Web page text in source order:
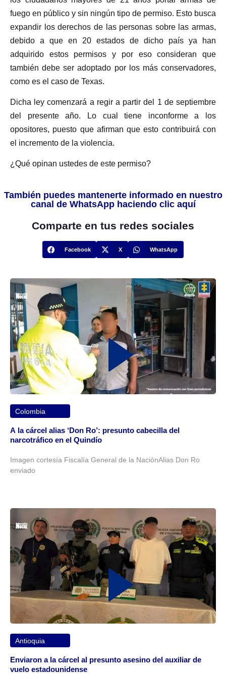
fuego en público y sin ningún tipo de permiso. Esto busca
expandir los derechos de las personas sobre las armas,
debido a que en 20 estados de dicho país ya han
adquirido estos permisos y por eso consideran que
también debe ser adoptado por los más conservadores,
como es el caso de Texas.
Dicha ley comenzará a regir a partir del 1 de septiembre
del presente año. Lo cual tiene inconforme a los
opositores, puesto que afirman que esto contribuirá con
el incremento de la violencia.
¿Qué opinan ustedes de este permiso?
También puedes mantenerte informado en nuestro
canal de WhatsApp haciendo clic aquí
Comparte en tus redes sociales
Facebook X WhatsApp
Colombia
A la cárcel alias ‘Don Ro’: presunto cabecilla del
narcotráfico en el Quindío
Imagen cortesía Fiscalía General de la NaciónAlias Don Ro
enviado
Antioquia
Enviaron a la cárcel al presunto asesino del auxiliar de
vuelo estadounidense